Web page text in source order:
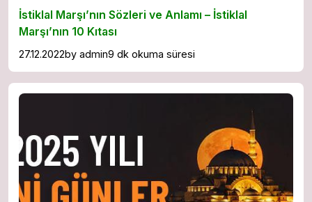
İstiklal Marşı’nın Sözleri ve Anlamı – İstiklal
Marşı’nın 10 Kıtası
27.12.2022by admin9 dk okuma süresi